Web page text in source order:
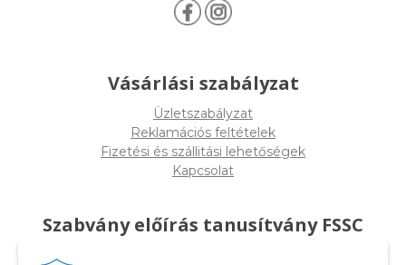
Vásárlási szabályzat
Üzletszabályzat
Reklamációs feltételek
Fizetési és szállitási lehetőségek
Kapcsolat
Szabvány előírás tanusítvány FSSC